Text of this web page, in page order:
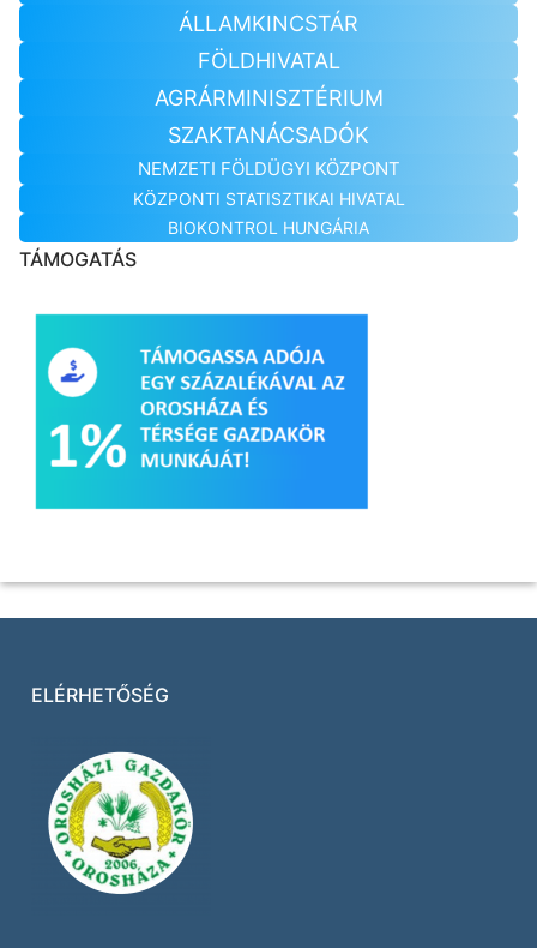
ÁLLAMKINCSTÁR
FÖLDHIVATAL
AGRÁRMINISZTÉRIUM
SZAKTANÁCSADÓK
NEMZETI FÖLDÜGYI KÖZPONT
KÖZPONTI STATISZTIKAI HIVATAL
BIOKONTROL HUNGÁRIA
TÁMOGATÁS
ELÉRHETŐSÉG